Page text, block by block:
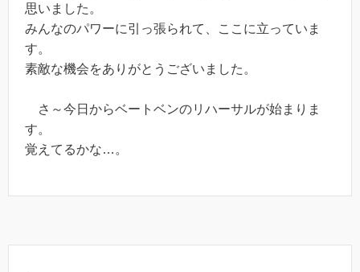
思いました。
みんなのパワーに引っ張られて、ここに立っていま
す。
素敵な機会をありがとうございました。
さ～今日からベートベンのリハーサルが始まりま
す。
覚えてるかな…。